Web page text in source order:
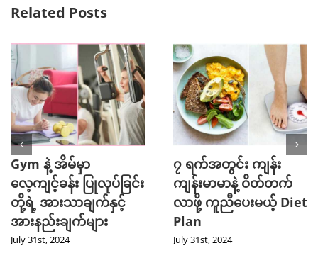
Related Posts
Gym နဲ့ အိမ်မှာ
လေ့ကျင့်ခန်း ပြုလုပ်ခြင်း
တို့ရဲ့ အားသာချက်နှင့်
အားနည်းချက်များ
July 31st, 2024
၇ ရက်အတွင်း ကျန်း
ကျန်းမာမာနဲ့ ဝိတ်တက်
လာဖို့ ကူညီပေးမယ့် Diet
Plan
July 31st, 2024